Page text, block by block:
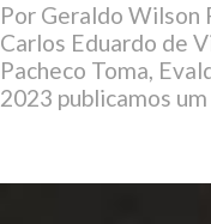
Por Geraldo Wilson
Carlos Eduardo de
Pacheco Toma,
2023 publicamos